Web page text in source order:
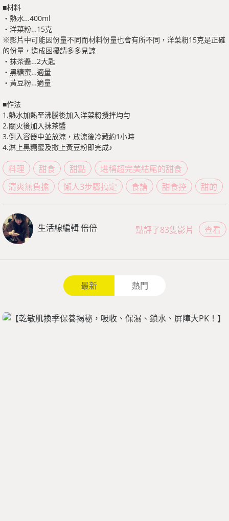
■材料
・熱水…400ml
・洋菜粉…15克
※影片中可能因份量不同而材料份量也會有所不同，洋菜粉15克是正確
的份量，造成困擾請多多見諒
・抹茶醬…2大匙
・黑糖蜜…適量
・黃豆粉…適量
■作法
1.熱水加熱至沸騰後加入洋菜粉攪拌均勻
2.關火後加入抹茶醬
3.倒入容器中並放涼，放涼後冷藏約1小時
4.淋上黑糖蜜及撒上黃豆粉即完成♪
料理 甜食 甜點
堪稱超完美結尾的甜食
清爽無負擔
懶人3步驟搞定 食譜 甜食控 甜的
生活線編輯 倍倍 查看
點評了83隻影片
最新 熱門